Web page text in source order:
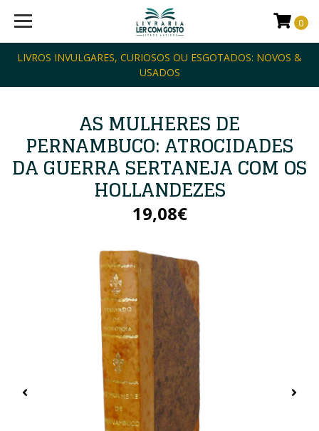
LIVROS INVULGARES, CURIOSOS OU ESGOTADOS: NOVOS &
USADOS
0
AS MULHERES DE
PERNAMBUCO: ATROCIDADES
DA GUERRA SERTANEJA COM OS
HOLLANDEZES
19,08€